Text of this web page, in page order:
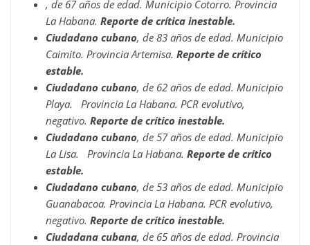
, de 67 años de edad. Municipio Cotorro. Provincia
La Habana. Reporte de crítica inestable.
Ciudadano cubano, de 83 años de edad. Municipio
Caimito. Provincia Artemisa. Reporte de crítico
estable.
Ciudadano cubano, de 62 años de edad. Municipio
Playa. Provincia La Habana. PCR evolutivo,
negativo. Reporte de crítico inestable.
Ciudadano cubano, de 57 años de edad. Municipio
La Lisa. Provincia La Habana. Reporte de crítico
estable.
Ciudadano cubano, de 53 años de edad. Municipio
Guanabacoa. Provincia La Habana. PCR evolutivo,
negativo. Reporte de crítico inestable.
Ciudadana cubana, de 65 años de edad. Provincia